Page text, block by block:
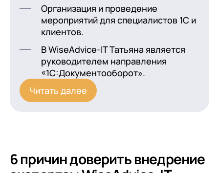
Организация и проведение
мероприятий для специалистов 1С и
клиентов.
В WiseAdvice-IT Татьяна является
руководителем направления
«1С:Документооборот».
Читать далее
6 причин доверить внедрение